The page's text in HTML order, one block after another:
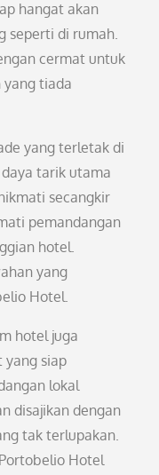
hangat akan
seperti di rumah.
cermat untuk
yang tiada
yang terletak di
tarik utama
secangkir
pemandangan
hotel.
yang
Hotel.
hotel juga
yang siap
lokal
disajikan dengan
tak terlupakan.
Hotel